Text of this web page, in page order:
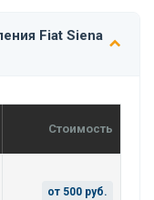
Fiat Siena
Стоимость
от 500 руб.